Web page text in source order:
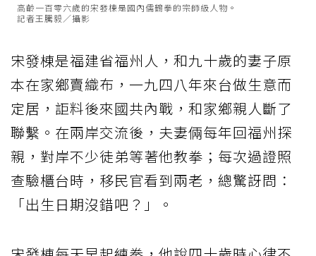
高齡一百零六歲的宋發棟是國內儒鶴拳的宗師級人物。
記者王騰毅／攝影
宋發棟是福建省福州人，和九十歲的妻子原
本在家鄉賣織布，一九四八年來台做生意而
定居，詎料後來國共內戰，和家鄉親人斷了
聯繫。在兩岸交流後，夫妻倆每年回福州探
親，對岸不少徒弟等著他教拳；每次過證照
查驗櫃台時，移民官看到兩老，總驚訝問：
「出生日期沒錯吧？」。